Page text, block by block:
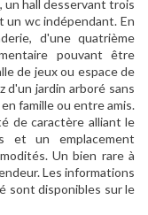
hall desservant trois
un wc indépendant. En
d'une quatrième
pouvant être
de jeux ou espace de
jardin arboré sans
famille ou entre amis.
de caractère alliant le
et un emplacement
Un bien rare à
Les informations
sont disponibles sur le